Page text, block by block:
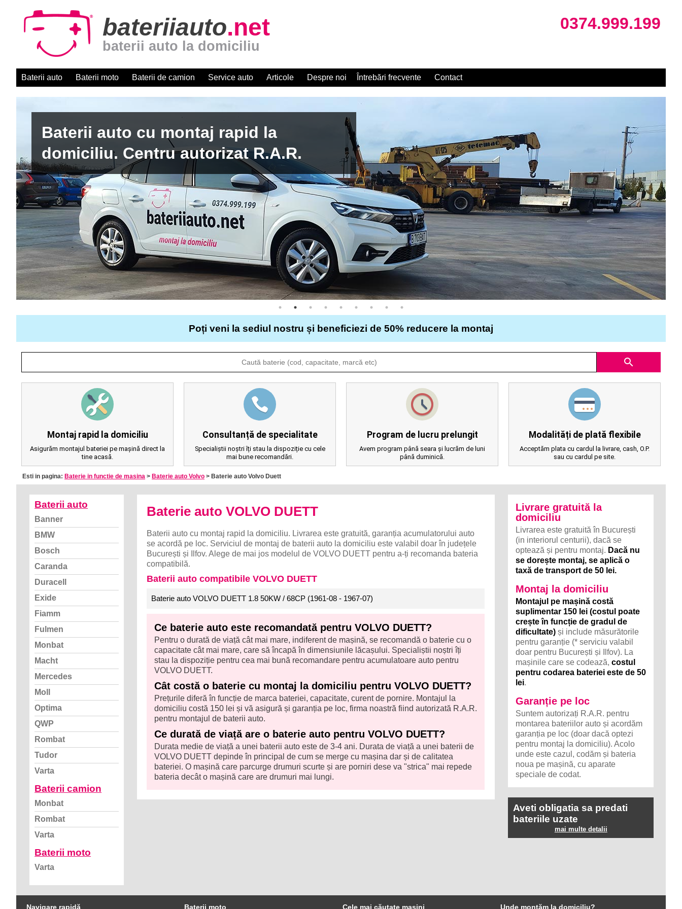
bateriiauto.net
baterii auto la domiciliu
0374.999.199
Baterii auto Baterii moto Baterii de camion Service auto Articole Despre noi Întrebări frecvente Contact
Baterii auto cu montaj rapid la
domiciliu. Centru autorizat R.A.R.
Poți veni la sediul nostru și beneficiezi de 50% reducere la montaj
search
Montaj rapid la domiciliu
Asigurăm montajul bateriei pe mașină direct la
tine acasă.
Consultanță de specialitate
Specialiștii noștri îți stau la dispoziție cu cele
mai bune recomandări.
Program de lucru prelungit
Avem program până seara și lucrăm de luni
până duminică.
Modalități de plată flexibile
Acceptăm plata cu cardul la livrare, cash, O.P.
sau cu cardul pe site.
Esti in pagina: Baterie in functie de masina > Baterie auto Volvo > Baterie auto Volvo Duett
Baterie auto VOLVO DUETT
Baterii auto cu montaj rapid la domiciliu. Livrarea este gratuită, garanția acumulatorului auto
se acordă pe loc. Serviciul de montaj de baterii auto la domiciliu este valabil doar în județele
București și Ilfov. Alege de mai jos modelul de VOLVO DUETT pentru a-ți recomanda bateria
compatibilă.
Baterii auto compatibile VOLVO DUETT
Baterie auto VOLVO DUETT 1.8 50KW / 68CP (1961-08 - 1967-07)
Ce baterie auto este recomandată pentru VOLVO DUETT?
Pentru o durată de viață cât mai mare, indiferent de mașină, se recomandă o baterie cu o
capacitate cât mai mare, care să încapă în dimensiunile lăcașului. Specialiștii noștri îți
stau la dispoziție pentru cea mai bună recomandare pentru acumulatoare auto pentru
VOLVO DUETT.
Cât costă o baterie cu montaj la domiciliu pentru VOLVO DUETT?
Prețurile diferă în funcție de marca bateriei, capacitate, curent de pornire. Montajul la
domiciliu costă 150 lei și vă asigură și garanția pe loc, firma noastră fiind autorizată R.A.R.
pentru montajul de baterii auto.
Ce durată de viață are o baterie auto pentru VOLVO DUETT?
Durata medie de viață a unei baterii auto este de 3-4 ani. Durata de viață a unei baterii de
VOLVO DUETT depinde în principal de cum se merge cu mașina dar și de calitatea
bateriei. O mașină care parcurge drumuri scurte și are porniri dese va "strica" mai repede
bateria decât o mașină care are drumuri mai lungi.
Baterii auto
Banner
BMW
Bosch
Caranda
Duracell
Exide
Fiamm
Fulmen
Monbat
Macht
Mercedes
Moll
Optima
QWP
Rombat
Tudor
Varta
Baterii camion
Monbat
Rombat
Varta
Baterii moto
Varta
Livrare gratuită la
domiciliu
Livrarea este gratuită în București
(in interiorul centurii), dacă se
optează și pentru montaj. Dacă nu
se dorește montaj, se aplică o
taxă de transport de 50 lei.
Montaj la domiciliu
Montajul pe mașină costă
suplimentar 150 lei (costul poate
crește în funcție de gradul de
dificultate) și include măsurătorile
pentru garanție (* serviciu valabil
doar pentru București și Ilfov). La
mașinile care se codează,costul
pentru codarea bateriei este de 50
lei.
Garanție pe loc
Suntem autorizați R.A.R. pentru
montarea bateriilor auto și acordăm
garanția pe loc (doar dacă optezi
pentru montaj la domiciliu). Acolo
unde este cazul, codăm și bateria
noua pe mașină, cu aparate
speciale de codat.
Aveti obligatia sa predati
bateriile uzate
mai multe detalii
Navigare rapidă Baterii moto Cele mai căutate mașini Unde montăm la domiciliu?